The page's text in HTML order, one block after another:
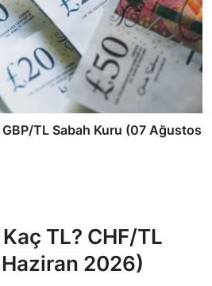
TL Sabah Kuru (07 Ağustos
TL? CHF/TL
2026)